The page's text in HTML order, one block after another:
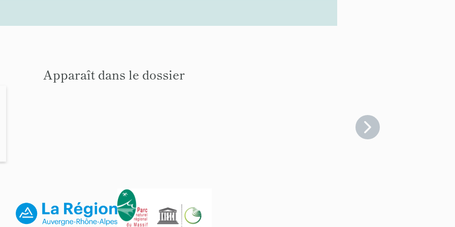
Apparaît dans le dossier